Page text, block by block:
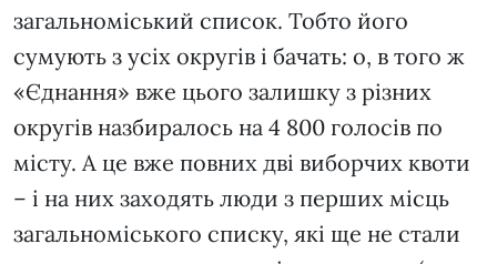
загальноміський список. Тобто його
сумують з усіх округів і бачать: о, в того ж
«Єднання» вже цього залишку з різних
округів назбиралось на 4 800 голосів по
місту. А це вже повних дві виборчих квоти
– і на них заходять люди з перших місць
загальноміського списку, які ще не стали